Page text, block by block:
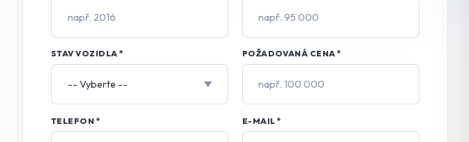
STAV VOZIDLA * POŽADOVANÁ CENA *
TELEFON * E-MAIL *